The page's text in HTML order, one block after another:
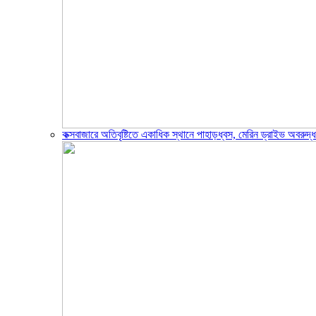
কক্সবাজারে অতিবৃষ্টিতে একাধিক স্থানে পাহাড়ধ্বস, মেরিন ড্রাইভ